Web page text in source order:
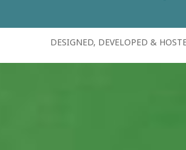
DESIGNED, DEVELOPED &